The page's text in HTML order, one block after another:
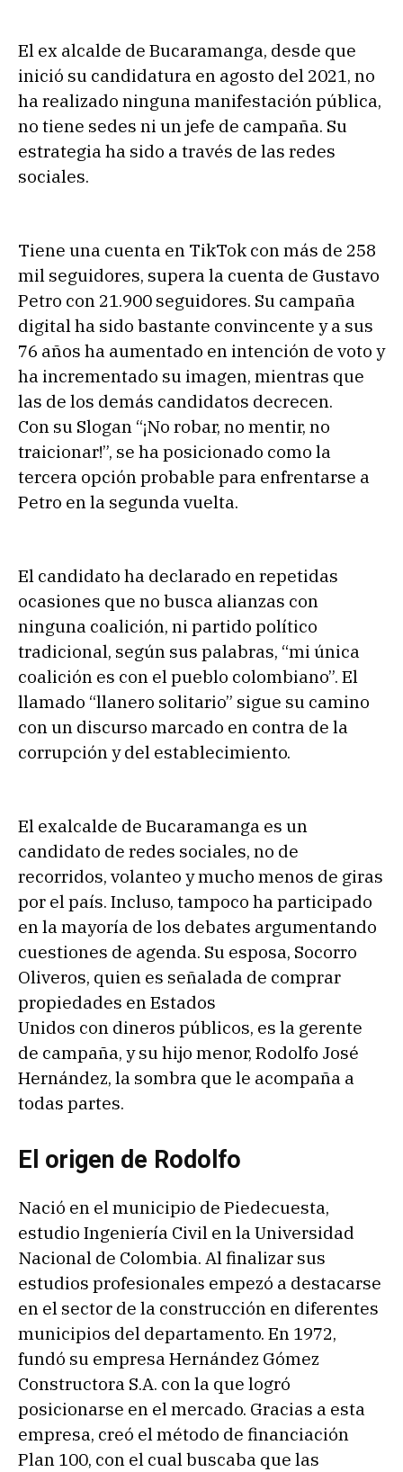
El ex alcalde de Bucaramanga, desde que
inició su candidatura en agosto del 2021, no
ha realizado ninguna manifestación pública,
no tiene sedes ni un jefe de campaña. Su
estrategia ha sido a través de las redes
sociales.
Tiene una cuenta en TikTok con más de 258
mil seguidores, supera la cuenta de Gustavo
Petro con 21.900 seguidores. Su campaña
digital ha sido bastante convincente y a sus
76 años ha aumentado en intención de voto y
ha incrementado su imagen, mientras que
las de los demás candidatos decrecen.
Con su Slogan “¡No robar, no mentir, no
traicionar!”, se ha posicionado como la
tercera opción probable para enfrentarse a
Petro en la segunda vuelta.
El candidato ha declarado en repetidas
ocasiones que no busca alianzas con
ninguna coalición, ni partido político
tradicional, según sus palabras, “mi única
coalición es con el pueblo colombiano”. El
llamado “llanero solitario” sigue su camino
con un discurso marcado en contra de la
corrupción y del establecimiento.
El exalcalde de Bucaramanga es un
candidato de redes sociales, no de
recorridos, volanteo y mucho menos de giras
por el país. Incluso, tampoco ha participado
en la mayoría de los debates argumentando
cuestiones de agenda. Su esposa, Socorro
Oliveros, quien es señalada de comprar
propiedades en Estados
Unidos con dineros públicos, es la gerente
de campaña, y su hijo menor, Rodolfo José
Hernández, la sombra que le acompaña a
todas partes.
El origen de Rodolfo
Nació en el municipio de Piedecuesta,
estudio Ingeniería Civil en la Universidad
Nacional de Colombia. Al finalizar sus
estudios profesionales empezó a destacarse
en el sector de la construcción en diferentes
municipios del departamento. En 1972,
fundó su empresa Hernández Gómez
Constructora S.A. con la que logró
posicionarse en el mercado. Gracias a esta
empresa, creó el método de financiación
Plan 100, con el cual buscaba que las